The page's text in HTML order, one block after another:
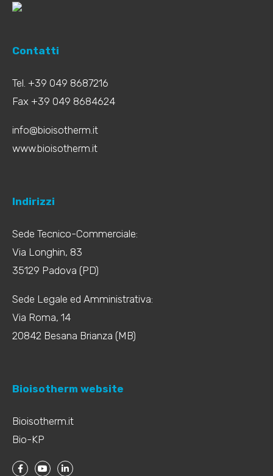
Contatti
Tel. +39 049 8687216
Fax +39 049 8684624
info@bioisotherm.it
www.bioisotherm.it
Indirizzi
Sede Tecnico-Commerciale:
Via Longhin, 83
35129 Padova (PD)
Sede Legale ed Amministrativa:
Via Roma, 14
20842 Besana Brianza (MB)
Bioisotherm website
Bioisotherm.it
Bio-KP